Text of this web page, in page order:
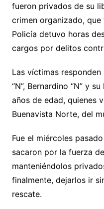
fueron privados de su
crimen organizado,
Policía detuvo horas
cargos por delitos
Las víctimas
“N”, Bernardino “N” y
años de edad, quienes
Buenavista Norte, del
Fue el miércoles
sacaron por la fuerza
manteniéndolos
finalmente, dejarlos ir
rescate.